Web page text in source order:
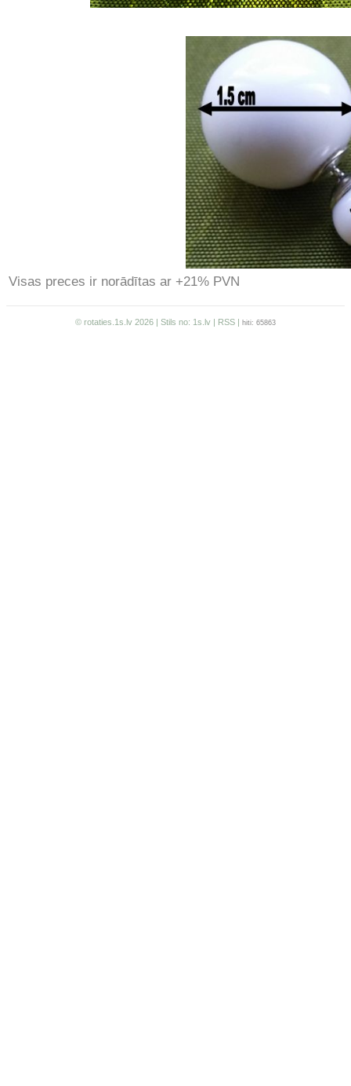
Visas preces ir norādītas ar +21% PVN
© rotaties.1s.lv 2026 | Stils no: 1s.lv | RSS | hiti: 65863